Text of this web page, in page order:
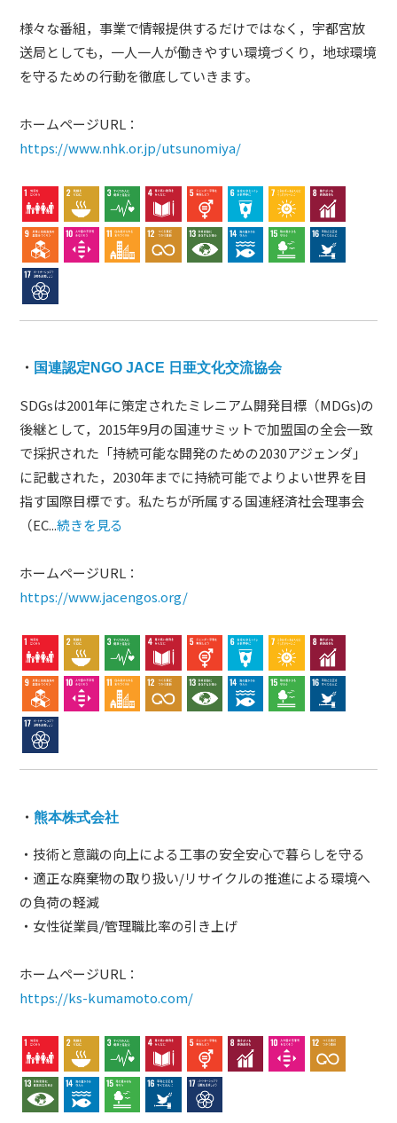
様々な番組，事業で情報提供するだけではなく，宇都宮放
送局としても，一人一人が働きやすい環境づくり，地球環境
を守るための行動を徹底していきます。
ホームページURL：
https://www.nhk.or.jp/utsunomiya/
・ 国連認定NGO JACE 日亜文化交流協会
SDGsは2001年に策定されたミレニアム開発目標（MDGs)の
後継として，2015年9月の国連サミットで加盟国の全会一致
で採択された「持続可能な開発のための2030アジェンダ」
に記載された，2030年までに持続可能でよりよい世界を目
指す国際目標です。私たちが所属する国連経済社会理事会
（EC...続きを見る
ホームページURL：
https://www.jacengos.org/
・熊本株式会社
・技術と意識の向上による工事の安全安心で暮らしを守る
・適正な廃棄物の取り扱い/リサイクルの推進による環境へ
の負荷の軽減
・女性従業員/管理職比率の引き上げ
ホームページURL：
https://ks-kumamoto.com/